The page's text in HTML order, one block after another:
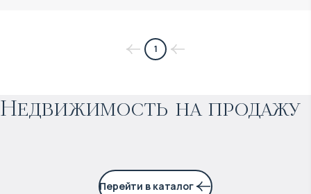
1
Недвижимость на продажу
4% годовых
Перейти в каталог